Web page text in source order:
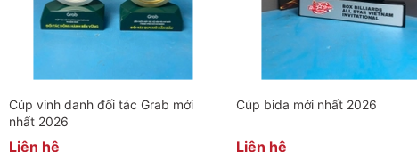
Cúp vinh danh đối tác Grab mới
nhất 2026
Liên hệ
Cúp bida mới nhất 2026
Liên hệ